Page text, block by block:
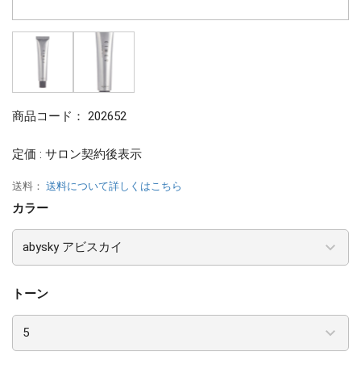
商品コード： 202652
定価 : サロン契約後表示
送料： 送料について詳しくはこちら
カラー
トーン